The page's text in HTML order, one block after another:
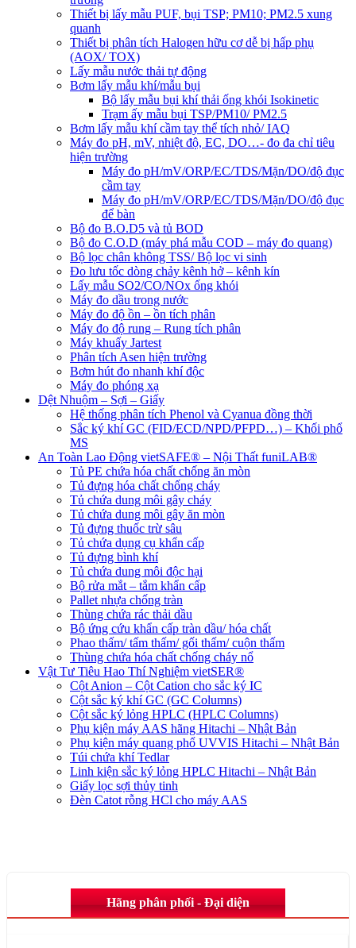
Thiết bị lấy mẫu PUF, bụi TSP; PM10; PM2.5 xung
quanh
Thiết bị phân tích Halogen hữu cơ dễ bị hấp phụ
(AOX/ TOX)
Lấy mẫu nước thải tự động
Bơm lấy mẫu khí/mẫu bụi
Bộ lấy mẫu bụi khí thải ống khói Isokinetic
Trạm ấy mẫu bụi TSP/PM10/ PM2.5
Bơm lấy mẫu khí cầm tay thể tích nhỏ/ IAQ
Máy đo pH, mV, nhiệt độ, EC, DO…- đo đa chỉ tiêu
hiện trường
Máy đo pH/mV/ORP/EC/TDS/Mặn/DO/độ đục
cầm tay
Máy đo pH/mV/ORP/EC/TDS/Mặn/DO/độ đục
để bàn
Bộ đo B.O.D5 và tủ BOD
Bộ đo C.O.D (máy phá mẫu COD – máy đo quang)
Bộ lọc chân không TSS/ Bộ lọc vi sinh
Đo lưu tốc dòng chảy kênh hở – kênh kín
Lấy mẫu SO2/CO/NOx ống khói
Máy đo dầu trong nước
Máy đo độ ồn – ồn tích phân
Máy đo độ rung – Rung tích phân
Máy khuấy Jartest
Phân tích Asen hiện trường
Bơm hút đo nhanh khí độc
Máy đo phóng xạ
Dệt Nhuộm – Sợi – Giấy
Hệ thống phân tích Phenol và Cyanua đồng thời
Sắc ký khí GC (FID/ECD/NPD/PFPD…) – Khối phổ
MS
An Toàn Lao Động vietSAFE® – Nội Thất funiLAB®
Tủ PE chứa hóa chất chống ăn mòn
Tủ đựng hóa chất chống cháy
Tủ chứa dung môi gây cháy
Tủ chứa dung môi gây ăn mòn
Tủ đựng thuốc trừ sâu
Tủ chứa dụng cụ khẩn cấp
Tủ đựng bình khí
Tủ chứa dung môi độc hại
Bộ rửa mắt – tắm khẩn cấp
Pallet nhựa chống tràn
Thùng chứa rác thải dầu
Bộ ứng cứu khẩn cấp tràn dầu/ hóa chất
Phao thấm/ tấm thấm/ gối thấm/ cuộn thấm
Thùng chứa hóa chất chống cháy nổ
Vật Tư Tiêu Hao Thí Nghiệm vietSER®
Cột Anion – Cột Cation cho sắc ký IC
Cột sắc ký khí GC (GC Columns)
Cột sắc ký lỏng HPLC (HPLC Columns)
Phụ kiện máy AAS hãng Hitachi – Nhật Bản
Phụ kiện máy quang phổ UVVIS Hitachi – Nhật Bản
Túi chứa khí Tedlar
Linh kiện sắc ký lỏng HPLC Hitachi – Nhật Bản
Giấy lọc sợi thủy tinh
Đèn Catot rỗng HCl cho máy AAS
Hãng phân phối - Đại diện